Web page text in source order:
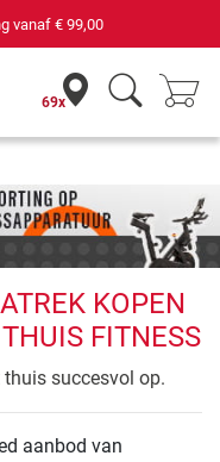
vanaf € 99,00
69x
KOPEN
FITNESS
succesvol op.
aanbod van